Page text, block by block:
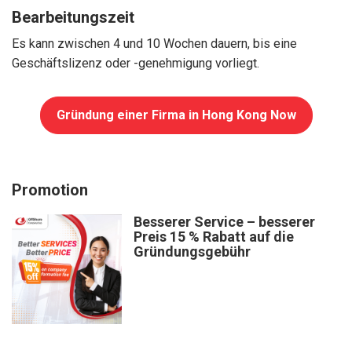
Bearbeitungszeit
Es kann zwischen 4 und 10 Wochen dauern, bis eine
Geschäftslizenz oder -genehmigung vorliegt.
Gründung einer Firma in Hong Kong Now
Promotion
Besserer Service – besserer
Preis 15 % Rabatt auf die
Gründungsgebühr